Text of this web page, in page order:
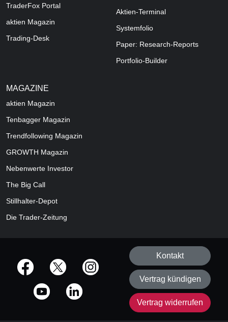
TraderFox Portal
aktien Magazin
Trading-Desk
Aktien-Terminal
Systemfolio
Paper: Research-Reports
Portfolio-Builder
MAGAZINE
aktien Magazin
Tenbagger Magazin
Trendfollowing Magazin
GROWTH Magazin
Nebenwerte Investor
The Big Call
Stillhalter-Depot
Die Trader-Zeitung
offizielle Social Media-Accounts
Kontakt
Vertrag kündigen
Vertrag widerrufen